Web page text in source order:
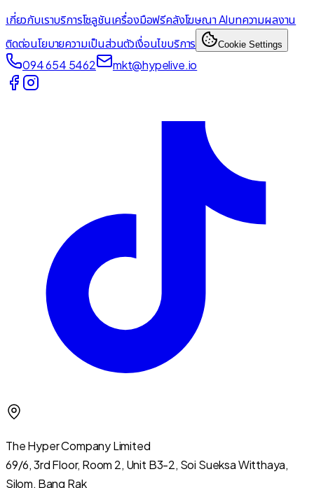
เกี่ยวกับเราบริการโซลูชันเครื่องมือฟรีคลังโฆษณา AIบทความผลงาน
ติดต่อนโยบายความเป็นส่วนตัวเงื่อนไขบริการ Cookie Settings
094 654 5462 mkt@hypelive.io
The Hyper Company Limited
69/6, 3rd Floor, Room 2, Unit B3-2, Soi Sueksa Witthaya,
Silom, Bang Rak